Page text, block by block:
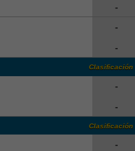
-
-
-
Clasificación
-
-
Clasificación
-